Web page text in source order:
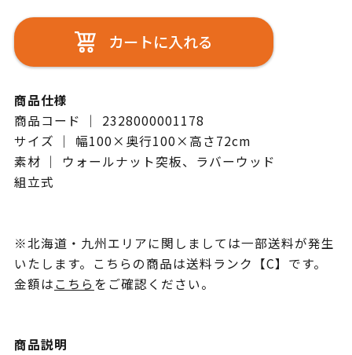
カートに入れる
商品仕様
商品コード ｜ 2328000001178
サイズ ｜ 幅100×奥行100×高さ72cm
素材 ｜ ウォールナット突板、ラバーウッド
組立式
※北海道・九州エリアに関しましては一部送料が発生
いたします。こちらの商品は送料ランク【C】です。
金額はこちらをご確認ください。
商品説明